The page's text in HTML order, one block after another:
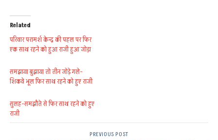
Related
परिवार परामर्श केन्द्र की पहल पर फिर
एक साथ रहने को हुआ राजी हुआ जोड़ा
समझाया बुझाया तो तीन जोड़े गले-
शिकवे भूल फिर साथ रहने को हुए राजी
सुलह-समझौते से फिर साथ रहने को हुए
राजी
PREVIOUS POST